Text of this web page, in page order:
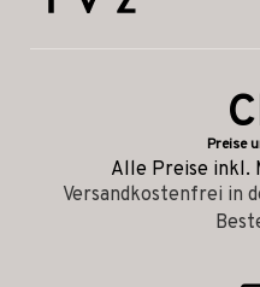
Preise
Alle Preise inkl.
Versandkostenfrei in